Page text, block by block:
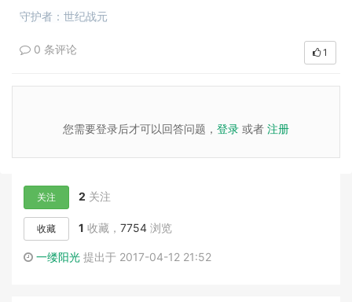
守护者：世纪战元
0 条评论 1
您需要登录后才可以回答问题， 登录 或者 注册
关注 2 关注
收藏 1 收藏， 7754 浏览
一缕阳光 提出于 2017-04-12 21:52